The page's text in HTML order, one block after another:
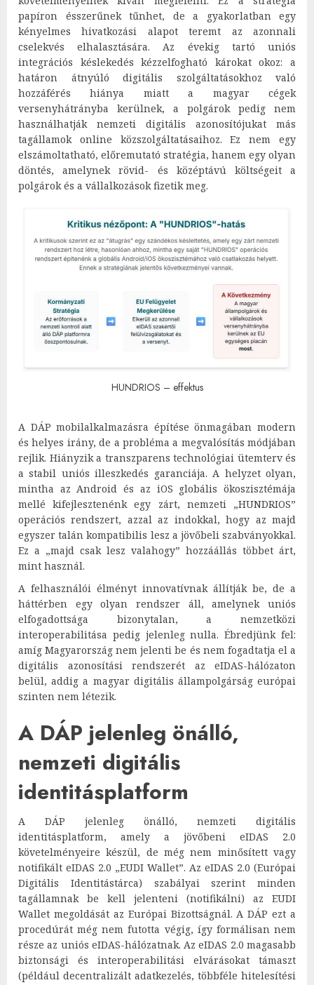
papíron ésszerűnek tűnhet, de a gyakorlatban egy
kényelmes hivatkozási alapot teremt az azonnali
cselekvés elhalasztására. Az évekig tartó uniós
integrációs késlekedés kézzelfogható károkat okoz: a
határon átnyúló digitális szolgáltatásokhoz való
hozzáférés hiánya miatt a magyar cégek
versenyhátrányba kerülnek, a polgárok pedig nem
használhatják nemzeti digitális azonosítójukat más
tagállamok online közszolgáltatásaihoz. Ez nem egy
elszámoltatható, előremutató stratégia, hanem egy olyan
döntés, amelynek rövid- és középtávú költségeit a
polgárok és a vállalkozások fizetik meg.
HUNDRIOS – effektus
A DÁP mobilalkalmazásra építése önmagában modern
és helyes irány, de a probléma a megvalósítás módjában
rejlik. Hiányzik a transzparens technológiai ütemterv és
a stabil uniós illeszkedés garanciája. A helyzet olyan,
mintha az Android és az iOS globális ökoszisztémája
mellé kifejlesztenénk egy zárt, nemzeti „HUNDRIOS”
operációs rendszert, azzal az indokkal, hogy az majd
egyszer talán kompatibilis lesz a jövőbeli szabványokkal.
Ez a „majd csak lesz valahogy” hozzáállás többet árt,
mint használ.
A felhasználói élményt innovatívnak állítják be, de a
háttérben egy olyan rendszer áll, amelynek uniós
elfogadottsága bizonytalan, a nemzetközi
interoperabilitása pedig jelenleg nulla. Ébredjünk fel:
amíg Magyarország nem jelenti be és nem fogadtatja el a
digitális azonosítási rendszerét az eIDAS-hálózaton
belül, addig a magyar digitális állampolgárság európai
szinten nem létezik.
A DÁP jelenleg önálló,
nemzeti digitális
identitásplatform
A DÁP jelenleg önálló, nemzeti digitális
identitásplatform, amely a jövőbeni eIDAS 2.0
követelményeire készül, de még nem minősített vagy
notifikált eIDAS 2.0 „EUDI Wallet”. Az eIDAS 2.0 (Európai
Digitális Identitástárca) szabályai szerint minden
tagállamnak be kell jelenteni (notifikálni) az EUDI
Wallet megoldását az Európai Bizottságnál. A DÁP ezt a
procedúrát még nem futotta végig, így formálisan nem
része az uniós eIDAS-hálózatnak. Az eIDAS 2.0 magasabb
biztonsági és interoperabilitási elvárásokat támaszt
(például decentralizált adatkezelés, többféle hitelesítési